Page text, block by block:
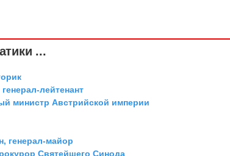
...
лейтенант
министр Австрийской империи
генерал-майор
Святейшего Синода